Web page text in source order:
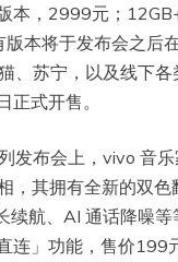
本，2999元；
本将于发布会之后
、苏宁，以及线下
式开售。
发布会上，vivo 音
，其拥有全新的双色
续航、AI 通话降噪
连」功能，售价199